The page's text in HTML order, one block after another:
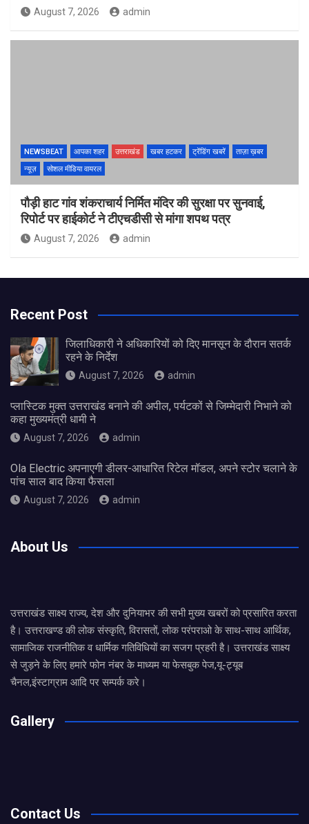
August 7, 2026 admin
NEWSBEAT आपका शहर उत्तराखंड खबर हटकर ट्रेंडिंग खबरें
ताज़ा ख़बर
न्यूज़
सोशल मीडिया वायरल
पौड़ी हाट गांव शंकराचार्य निर्मित मंदिर की सुरक्षा पर सुनवाई,
रिपोर्ट पर हाईकोर्ट ने टीएचडीसी से मांगा शपथ पत्र
August 7, 2026 admin
Recent Post
जिलाधिकारी ने अधिकारियों को दिए मानसून के दौरान सतर्क
रहने के निर्देश
August 7, 2026 admin
प्लास्टिक मुक्त उत्तराखंड बनाने की अपील, पर्यटकों से जिम्मेदारी निभाने को
कहा मुख्यमंत्री धामी ने
August 7, 2026 admin
Ola Electric अपनाएगी डीलर-आधारित रिटेल मॉडल, अपने स्टोर चलाने के
पांच साल बाद किया फैसला
August 7, 2026 admin
About Us
उत्तराखंड साक्ष्य राज्य, देश और दुनियाभर की सभी मुख्य खबरों को प्रसारित करता
है। उत्तराखण्ड की लोक संस्कृति, विरासतों, लोक परंपराओ के साथ-साथ आर्थिक,
सामाजिक राजनीतिक व धार्मिक गतिविधियों का सजग प्रहरी है। उत्तराखंड साक्ष्य
से जुड़ने के लिए हमारे फोन नंबर के माध्यम या फेसबुक पेज,यू-ट्यूब
चैनल,इंस्टाग्राम आदि पर सम्पर्क करे।
Gallery
Contact Us